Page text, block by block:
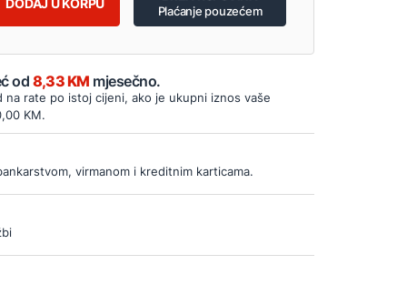
DODAJ U KORPU
Plaćanje pouzećem
od8,33 KM mjesečno.
na rate po istoj cijeni, ako je ukupni iznos vaše
KM.
virmanom i kreditnim karticama.